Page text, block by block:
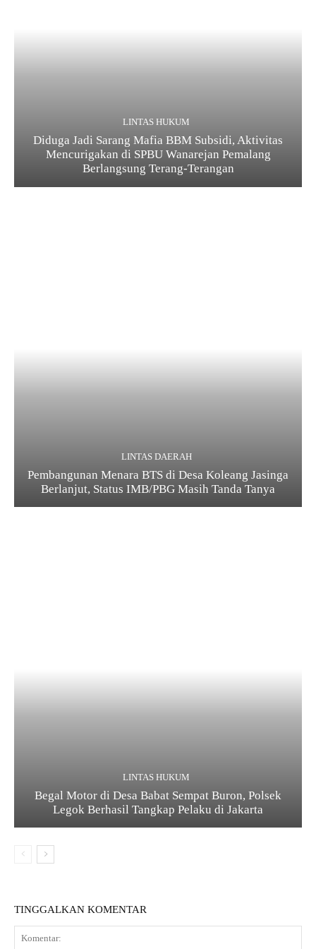
LINTAS HUKUM
Diduga Jadi Sarang Mafia BBM Subsidi, Aktivitas
Mencurigakan di SPBU Wanarejan Pemalang
Berlangsung Terang-Terangan
LINTAS DAERAH
Pembangunan Menara BTS di Desa Koleang Jasinga
Berlanjut, Status IMB/PBG Masih Tanda Tanya
LINTAS HUKUM
Begal Motor di Desa Babat Sempat Buron, Polsek
Legok Berhasil Tangkap Pelaku di Jakarta
TINGGALKAN KOMENTAR